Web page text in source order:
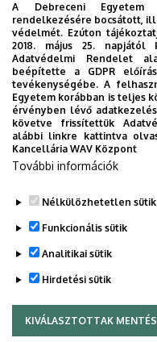
Aki a kollégiumban
elengedik, de ehhez
követő 30 percben
portáján bemutassa.
Az egyetem környékén
vagy az Egyetem
de napközben
szombat és
könnyebben lehet találni
Legutóbbi frissítés: 2023.
A Debreceni
rendelkezésére bocsátott,
védelmét. Ezúton
2018. május 25. napjától
Adatvédelmi Rendelet
beépítette a GDPR
tevékenységébe. A
Egyetem korábban is teljes
érvényben lévő
követve frissítettük
alábbi linkre kattintva
Kancellária WAV Központ
További információk
Nélkülözhetetlen sütik
Funkcionális sütik
Analitikai sütik
Hirdetési sütik
KIVÁLASZTOTTAK
WITHDRAW CONSENT